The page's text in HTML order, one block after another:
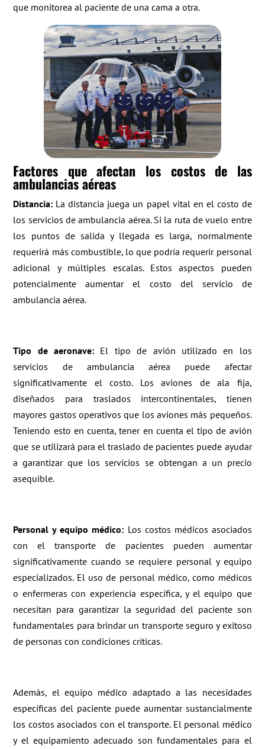
que monitorea al paciente de una cama a otra.
Factores que afectan los costos de las
ambulancias aéreas
Distancia: La distancia juega un papel vital en el costo de
los servicios de ambulancia aérea. Si la ruta de vuelo entre
los puntos de salida y llegada es larga, normalmente
requerirá más combustible, lo que podría requerir personal
adicional y múltiples escalas. Estos aspectos pueden
potencialmente aumentar el costo del servicio de
ambulancia aérea.
Tipo de aeronave: El tipo de avión utilizado en los
servicios de ambulancia aérea puede afectar
significativamente el costo. Los aviones de ala fija,
diseñados para traslados intercontinentales, tienen
mayores gastos operativos que los aviones más pequeños.
Teniendo esto en cuenta, tener en cuenta el tipo de avión
que se utilizará para el traslado de pacientes puede ayudar
a garantizar que los servicios se obtengan a un precio
asequible.
Personal y equipo médico: Los costos médicos asociados
con el transporte de pacientes pueden aumentar
significativamente cuando se requiere personal y equipo
especializados. El uso de personal médico, como médicos
o enfermeras con experiencia específica, y el equipo que
necesitan para garantizar la seguridad del paciente son
fundamentales para brindar un transporte seguro y exitoso
de personas con condiciones críticas.
Además, el equipo médico adaptado a las necesidades
específicas del paciente puede aumentar sustancialmente
los costos asociados con el transporte. El personal médico
y el equipamiento adecuado son fundamentales para el